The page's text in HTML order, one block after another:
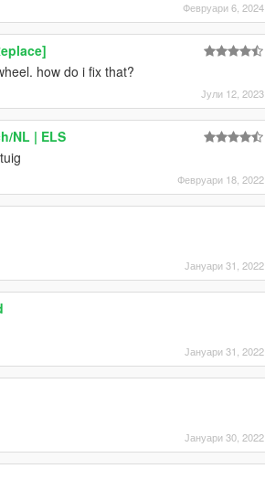
Февруари 6, 2024
how do i fix that?
Јули 12, 2023
NL | ELS
Февруари 18, 2022
Јануари 31, 2022
Јануари 31, 2022
Јануари 30, 2022